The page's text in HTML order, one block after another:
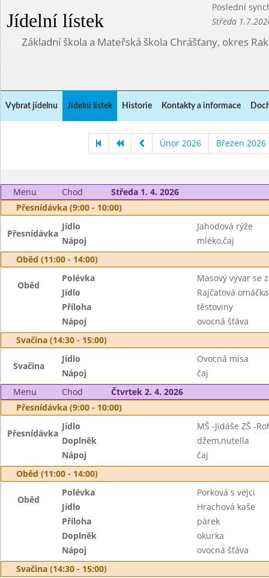
Jídelní lístek
Poslední
Středa
Základní škola a Mateřská škola Chrášťany, okres
Vybrat jídelnu Jídelní lístek Historie Kontakty a informace
Únor 2026 Březen 2026
Menu Chod
Středa 1. 4. 2026
Přesnídávka (9:00 - 10:00)
Přesnídávka
Jídlo
Jahodová rýže
Nápoj
mléko,čaj
Oběd (11:00 - 14:00)
Oběd
Polévka
Masový vývar se
Jídlo
Rajčatová omáčka
Příloha
těstoviny
Nápoj
ovocná šťáva
Svačina (14:30 - 15:00)
Svačina
Jídlo
Ovocná mísa
Nápoj
čaj
Menu
Chod
Čtvrtek 2. 4. 2026
Přesnídávka (9:00 - 10:00)
Přesnídávka
Jídlo
MŠ -Jidáše ZŠ -
Doplněk
džem,nutella
Nápoj
čaj
Oběd (11:00 - 14:00)
Oběd
Polévka
Porková s vejci
Jídlo
Hrachová kaše
Příloha
párek
Doplněk
okurka
Nápoj
ovocná šťáva
Svačina (14:30 - 15:00)